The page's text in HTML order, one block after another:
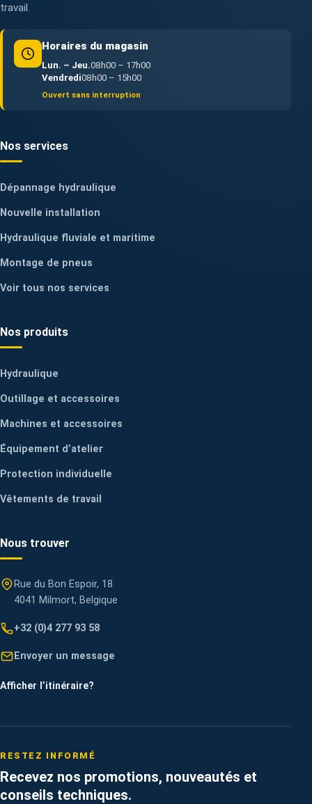
travail.
Horaires du magasin
Lun. – Jeu.08h00 – 17h00
Vendredi08h00 – 15h00
Ouvert sans interruption
Nos services
Dépannage hydraulique
Nouvelle installation
Hydraulique fluviale et maritime
Montage de pneus
Voir tous nos services
Nos produits
Hydraulique
Outillage et accessoires
Machines et accessoires
Équipement d’atelier
Protection individuelle
Vêtements de travail
Nous trouver
Rue du Bon Espoir, 18
4041 Milmort, Belgique
+32 (0)4 277 93 58
Envoyer un message
Afficher l’itinéraire?
RESTEZ INFORMÉ
Recevez nos promotions, nouveautés et
conseils techniques.